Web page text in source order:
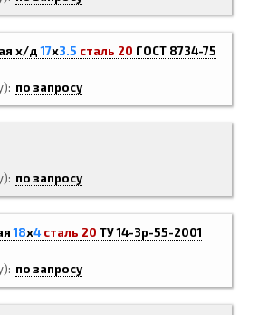
х/д17х3.5 сталь 20 ГОСТ 8734-75
по запросу
по запросу
18х4 сталь 20 ТУ 14-3р-55-2001
по запросу